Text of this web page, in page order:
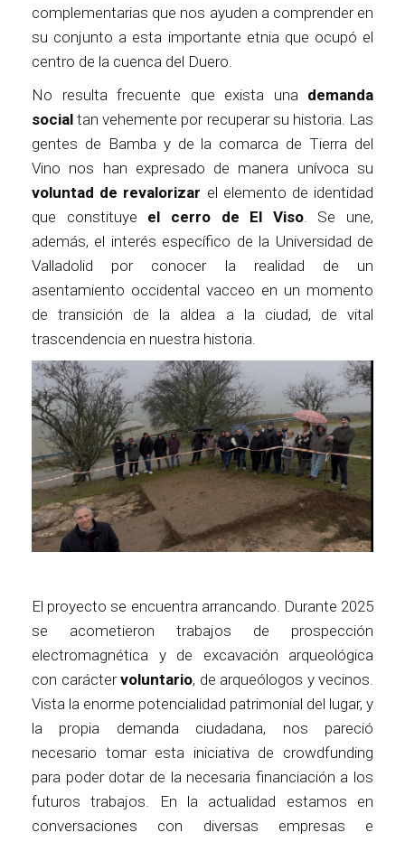
complementarias que nos ayuden a comprender en
su conjunto a esta importante etnia que ocupó el
centro de la cuenca del Duero.
No resulta frecuente que exista una demanda
social tan vehemente por recuperar su historia. Las
gentes de Bamba y de la comarca de Tierra del
Vino nos han expresado de manera unívoca su
voluntad de revalorizar el elemento de identidad
que constituye el cerro de El Viso. Se une,
además, el interés específico de la Universidad de
Valladolid por conocer la realidad de un
asentamiento occidental vacceo en un momento
de transición de la aldea a la ciudad, de vital
trascendencia en nuestra historia.
El proyecto se encuentra arrancando. Durante 2025
se acometieron trabajos de prospección
electromagnética y de excavación arqueológica
con caráctervoluntario, de arqueólogos y vecinos.
Vista la enorme potencialidad patrimonial del lugar, y
la propia demanda ciudadana, nos pareció
necesario tomar esta iniciativa de crowdfunding
para poder dotar de la necesaria financiación a los
futuros trabajos. En la actualidad estamos en
conversaciones con diversas empresas e